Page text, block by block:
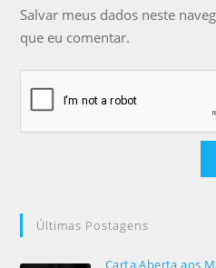
Salvar meus dados neste
que eu comentar.
Últimas Postagens
Carta Aberta aos